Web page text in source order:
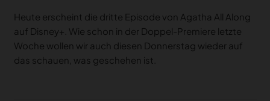
Heute erscheint die dritte Episode von Agatha All Along
auf Disney+. Wie schon in der Doppel-Premiere letzte
Woche wollen wir auch diesen Donnerstag wieder auf
das schauen, was geschehen ist.